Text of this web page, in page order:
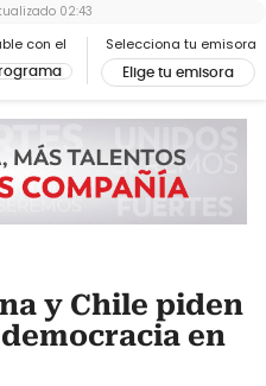
con el Selecciona tu emisora
Elige tu emisora
02:43
y Chile piden
en